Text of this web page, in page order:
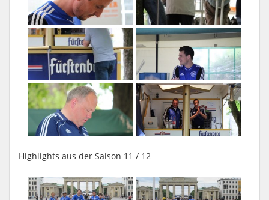
Highlights aus der Saison 11 / 12